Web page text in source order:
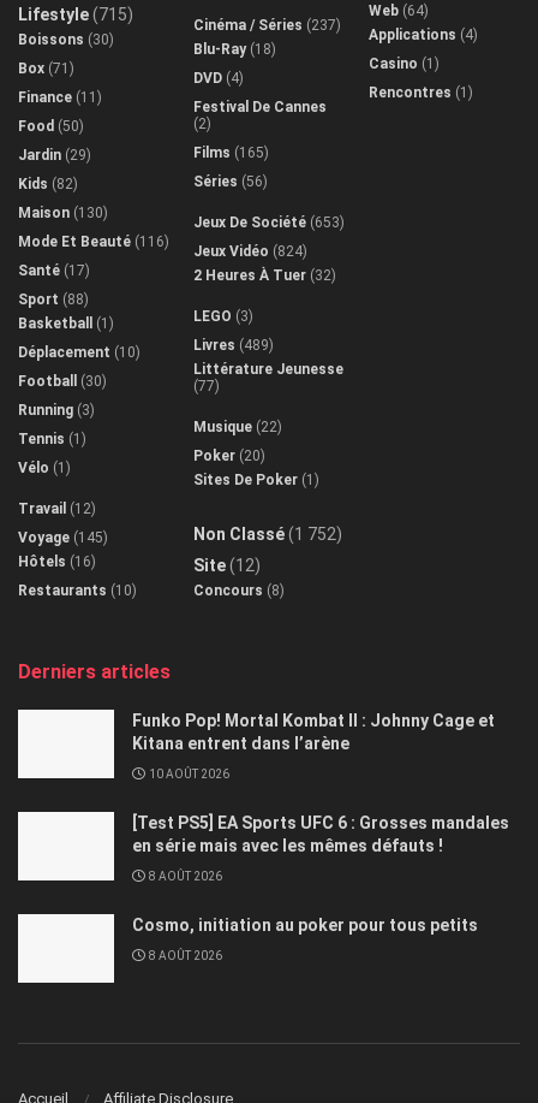
Lifestyle(715)
Boissons (30)
Box (71)
Finance (11)
Food (50)
Jardin (29)
Kids (82)
Maison (130)
Mode Et Beauté (116)
Santé (17)
Sport (88)
Basketball
(1)
Déplacement (10)
Football
(30)
Running (3)
Tennis (1)
Vélo (1)
Travail (12)
Voyage (145)
Hôtels (16)
Restaurants (10)
Cinéma / Séries (237)
Blu-Ray(18)
DVD (4)
Festival De Cannes
(2)
Films (165)
Séries (56)
Jeux De Société (653)
Jeux Vidéo (824)
2 Heures À Tuer (32)
LEGO (3)
Livres (489)
Littérature Jeunesse
(77)
Musique (22)
Poker (20)
Sites De Poker (1)
Non Classé(1 752)
Site(12)
Concours (8)
Web (64)
Applications (4)
Casino (1)
Rencontres (1)
Derniers articles
Funko Pop! Mortal Kombat II : Johnny Cage et
Kitana entrent dans l’arène
10 AOÛT 2026
[Test PS5] EA Sports UFC 6 : Grosses mandales
en série mais avec les mêmes défauts !
8 AOÛT 2026
Cosmo, initiation au poker pour tous petits
8 AOÛT 2026
Accueil Affiliate Disclosure